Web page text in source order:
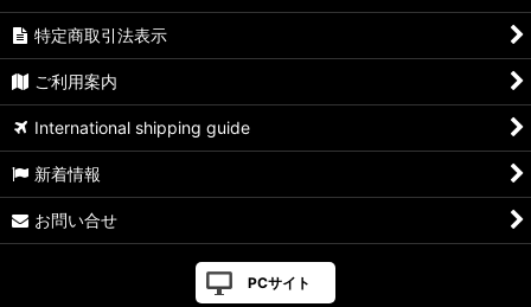
特定商取引法表示
ご利用案内
International shipping guide
新着情報
お問い合せ
PCサイト